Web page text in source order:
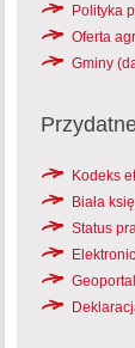
Polityka
Oferta
Gminy
Kodeks
Biała
Status
Geoportal